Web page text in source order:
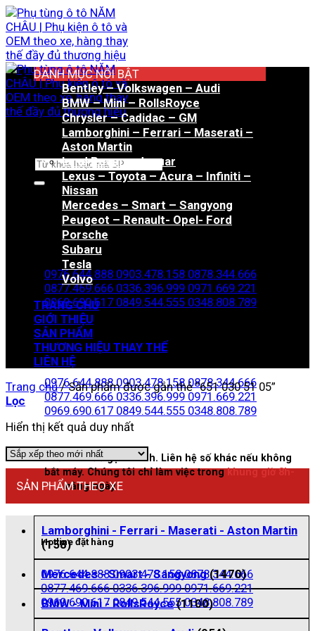
Bỏ
qua
nội
dung
Tìm
Hotline đặt hàng
0976.644.888 0903.478.158 0878.344.666
0877.469.666 0336.396.999 0971.669.221
0969.690.617 0849.544.555 0348.808.789
Zalo đặt hàng
0976.644.888 0903.478.158 0878.344.666
0877.469.666 0336.396.999 0971.669.221
0969.690.617 0849.544.555 0348.808.789
Nhấn vào để gọi nhanh. Liên hệ số khác nếu không
bắt máy. Chúng tôi chỉ làm việc trongkhung giờ 8h-
21hhằng ngày
Hotline đặt hàng
0976.644.888 0903.478.158 0878.344.666
0877.469.666 0336.396.999 0971.669.221
0969.690.617 0849.544.555 0348.808.789
DANH MỤC NỔI BẬT
Bentley – Volkswagen – Audi
BMW – Mini – RollsRoyce
Chrysler – Cadidac – GM
Lamborghini – Ferrari – Maserati –
Aston Martin
Land Rover – Jaguar
Lexus – Toyota – Acura – Infiniti –
Nissan
Mercedes – Smart – Sangyong
Peugeot – Renault- Opel- Ford
Porsche
Subaru
Tesla
Volvo
TRANG CHỦ
GIỚI THIỆU
SẢN PHẨM
THƯƠNG HIỆU THAY THẾ
LIÊN HỆ
Trang chủ /Sản phẩm được gắn thẻ “651 030 51 05”
Lọc
Hiển thị kết quả duy nhất
SẢN PHẨM THEO XE
Lamborghini - Ferrari - Maserati - Aston Martin
(158)
Mercedes - Smart - Sangyong (1470)
BMW - Mini - RollsRoyce (1100)